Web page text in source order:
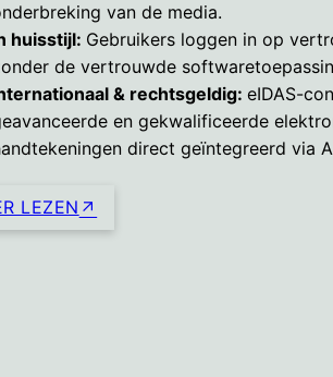
van de media.
huisstijl: Gebruikers loggen in op
de vertrouwde
& rechtsgeldig: eIDAS-
en gekwalificeerde
direct geïntegreerd via
LEZEN